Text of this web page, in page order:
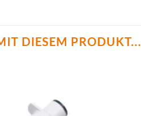
DIESEM PRODUKT...